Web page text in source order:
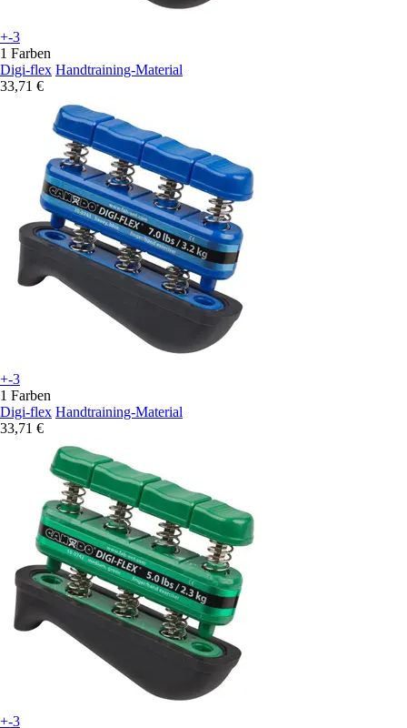
+-3
1 Farben
Digi-flex Handtraining-Material
33,71 €
+-3
1 Farben
Digi-flex Handtraining-Material
33,71 €
+-3